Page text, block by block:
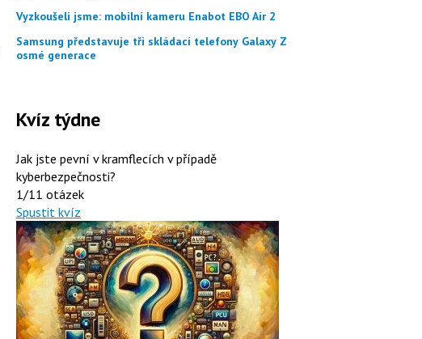
Vyzkoušeli jsme: mobilní kameru Enabot EBO Air 2
Samsung představuje tři skládací telefony Galaxy Z
osmé generace
Kvíz týdne
Jak jste pevní v kramflecích v případě
kyberbezpečnosti?
1/11 otázek
Spustit kvíz